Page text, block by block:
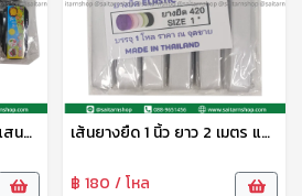
เส้นตีนตุ๊กแก ยาว 2 เมตร แสนสุข เส้นยางยืด 1 นิ้ว ยาว 2 เมตร แสนสุข
฿ 180 / โหล